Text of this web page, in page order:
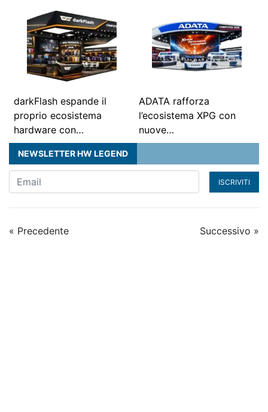
darkFlash espande il
proprio ecosistema
hardware con…
ADATA rafforza
l’ecosistema XPG con
nuove…
NEWSLETTER HW LEGEND
ISCRIVITI
« Precedente Successivo »